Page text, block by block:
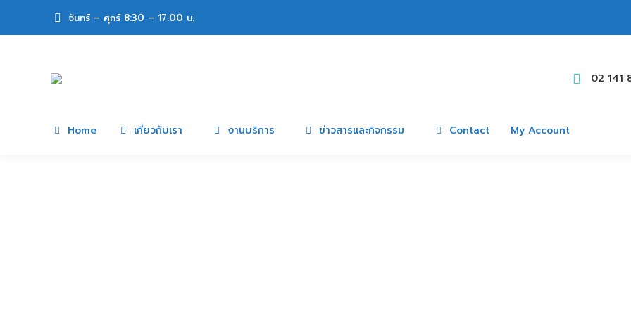
จันทร์ – ศุกร์ 8:30 – 17.00 น.
02 141
Home เกี่ยวกับเรา งานบริการ ข่าวสารและกิจกรรม Contact My Account